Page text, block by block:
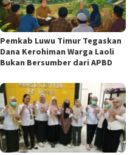
Pemkab Luwu Timur Tegaskan
Dana Kerohiman Warga Laoli
Bukan Bersumber dari APBD